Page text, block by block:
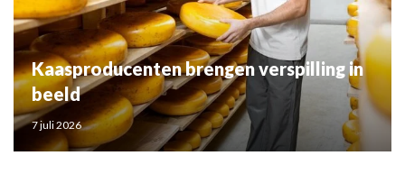
Kaasproducenten brengen verspilling in
beeld
7 juli 2026